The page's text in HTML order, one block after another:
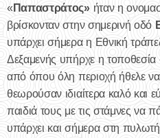
«Παπαστράτος» ήταν η
βρίσκονταν στην σημερινή οδό
υπάρχει σήμερα η Εθνική
Δεξαμενής υπήρχε η
από όπου όλη περιοχή ήθελε
θεωρούσαν ιδιαίτερα καλό και
παιδιά τους με τις στάμνες να
υπάρχει και σήμερα στη